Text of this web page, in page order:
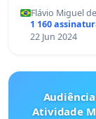
Flávio Miguel
1 160
22 Jun 2024
Atividade